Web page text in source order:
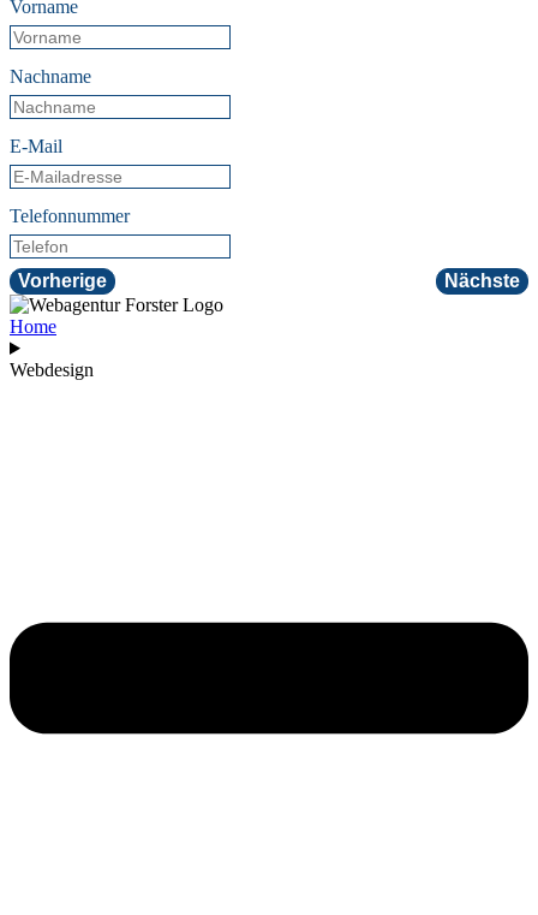
Vorname
Nachname
E-Mail
Telefonnummer
Vorherige Nächste
Home
Webdesign